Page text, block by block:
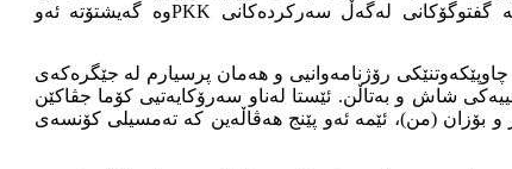
ئەیکات یان ئەو خۆی لەگەڵ PKK دانیشتووە و لە گفتوگۆکانی لەگەڵ سەرکردەکانی PKKوە گەیشتۆتە ئەو
رۆژنامەوانیی و هەمان پرسیارم لە جێگرەکەی
شاش و بەتاڵن. ئێستا لەناو سەرۆکایەتیی کۆما جڤاکێن
و بۆزان (من)، ئێمە ئەو پێنج هەڤاڵەین کە تەمسیلی کۆنسەی